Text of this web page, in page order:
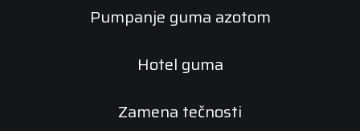
Pumpanje guma azotom
Hotel guma
Zamena tečnosti